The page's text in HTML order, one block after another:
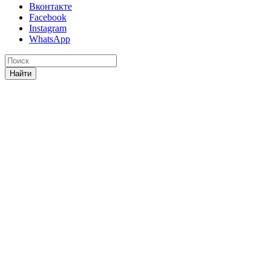
Вконтакте
Facebook
Instagram
WhatsApp
Найти